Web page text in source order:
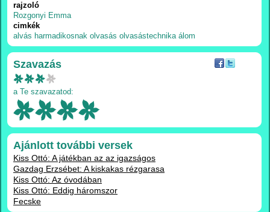
rajzoló
Rozgonyi Emma
cimkék
alvás harmadikosnak olvasás olvasástechnika álom
Szavazás
a Te szavazatod:
Ajánlott további versek
Kiss Ottó: A játékban az az igazságos
Gazdag Erzsébet: A kiskakas rézgarasa
Kiss Ottó: Az óvodában
Kiss Ottó: Eddig háromszor
Fecske